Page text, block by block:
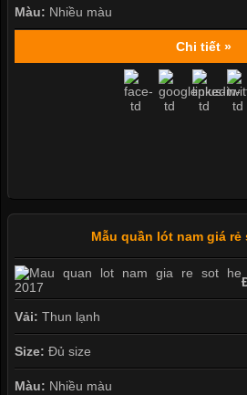
Màu: Nhiều màu
Chi tiết »
Mẫu quần lót nam giá rẻ
Vải: Thun lạnh
Size: Đủ size
Màu: Nhiều màu